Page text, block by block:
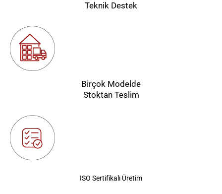
Teknik Destek
Birçok Modelde
Stoktan Teslim
ISO Sertifikalı Üretim